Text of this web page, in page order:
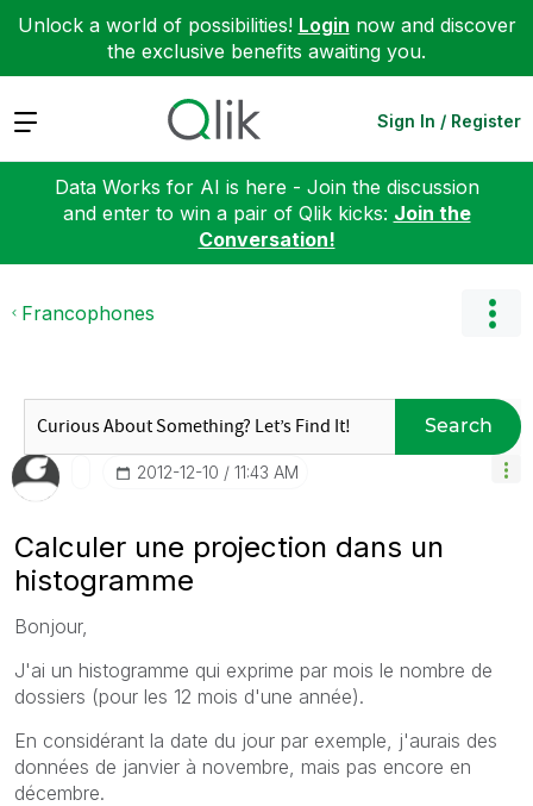
Unlock a world of possibilities! Login now and discover
the exclusive benefits awaiting you.
Expand Sign In / Register
Data Works for AI is here - Join the discussion
and enter to win a pair of Qlik kicks: Join the
Conversation!
Francophones
Search
‎2012-12-10 11:43 AM
Calculer une projection dans un
histogramme
Bonjour,
J'ai un histogramme qui exprime par mois le nombre de
dossiers (pour les 12 mois d'une année).
En considérant la date du jour par exemple, j'aurais des
données de janvier à novembre, mais pas encore en
décembre.